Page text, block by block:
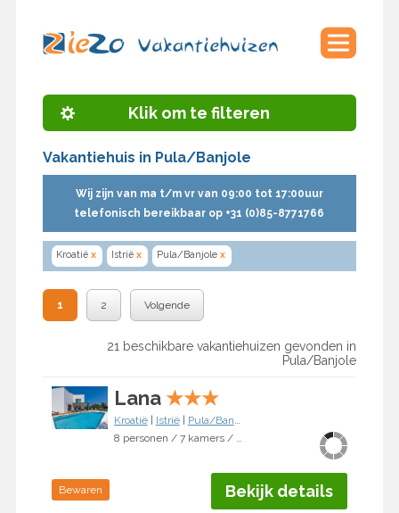
Klik om te filteren
Vakantiehuis in Pula/Banjole
Wij zijn van ma t/m vr van 09:00 tot 17:00uur
telefonisch bereikbaar op +31 (0)85-8771766
Kroatië x Istrië x Pula/Banjole x
1 2 Volgende
21 beschikbare vakantiehuizen gevonden in
Pula/Banjole
Lana ★★★
Kroatië| Istrië| Pula/Banjole
8 personen / 7 kamers / 4 slaapkamers
Bewaren Bekijk details